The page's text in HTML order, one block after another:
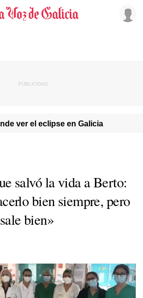
ver el eclipse en Galicia
salvó la vida a Berto:
bien siempre, pero
bien»